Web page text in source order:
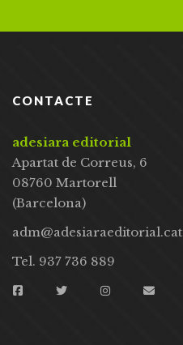
CONTACTE
adesiara editorial
Apartat de Correus, 6
08760 Martorell
(Barcelona)
adm@adesiaraeditorial.cat
Tel. 937 736 889